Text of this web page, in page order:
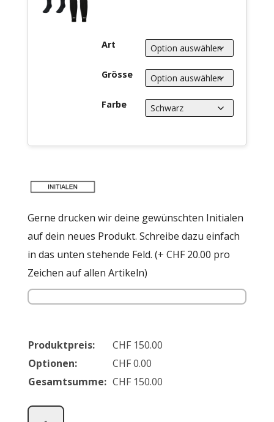
Art
Grösse
Farbe
Gerne drucken wir deine gewünschten Initialen
auf dein neues Produkt. Schreibe dazu einfach
in das unten stehende Feld. (+ CHF 20.00 pro
Zeichen auf allen Artikeln)
Produktpreis: CHF 150.00
Optionen:
CHF0.00
Gesamtsumme: CHF 150.00
FC